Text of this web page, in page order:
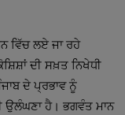
ਵਿੱਚ ਲਏ ਜਾ ਰਹੇ
ਦੀ ਸਖ਼ਤ ਨਿਖੇਧੀ
ਦੇ ਪ੍ਰਭਾਵ ਨੂੰ
ਉਲੰਘਣਾ ਹੈ। ਭਗਵੰਤ ਮਾਨ